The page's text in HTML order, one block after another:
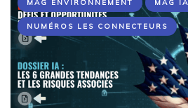
MAG ENVIRONNEMENT MAG IA
NUMÉROS LES CONNECTEURS